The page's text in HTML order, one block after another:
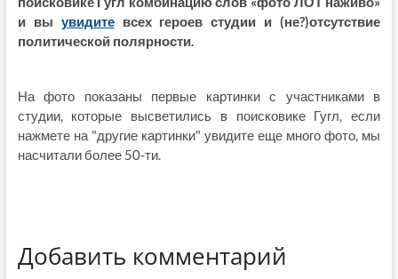
и вы увидитевсех героев студии и (не?)отсутствие
политической полярности.
На фото показаны первые картинки с участниками в
студии, которые высветились в поисковике Гугл, если
нажмете на "другие картинки" увидите еще много фото, мы
насчитали более 50-ти.
Добавить комментарий